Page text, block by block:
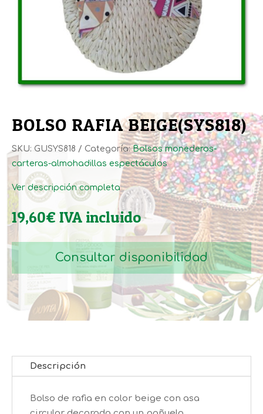
BOLSO RAFIA BEIGE(SYS818)
SKU: GUSYS818 Categoría:Bolsos monederos-
carteras-almohadillas espectáculos
Ver descripción completa
19,60€ IVA incluido
Consultar disponibilidad
Descripción
Bolso de rafia en color beige con asa